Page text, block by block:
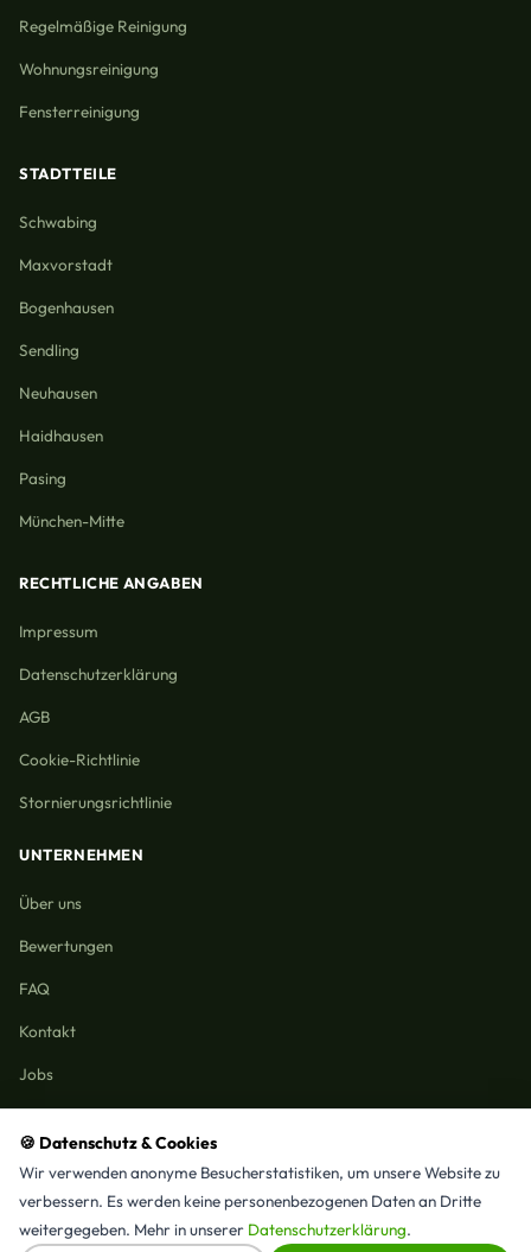
🍪 Datenschutz & Cookies
Wir verwenden anonyme Besucherstatistiken, um unsere Website zu
verbessern. Es werden keine personenbezogenen Daten an Dritte
weitergegeben. Mehr in unserer Datenschutzerklärung.
Regelmäßige Reinigung
Wohnungsreinigung
Fensterreinigung
STADTTEILE
Schwabing
Maxvorstadt
Bogenhausen
Sendling
Neuhausen
Haidhausen
Pasing
München-Mitte
RECHTLICHE ANGABEN
Impressum
Datenschutzerklärung
AGB
Cookie-Richtlinie
Stornierungsrichtlinie
UNTERNEHMEN
Über uns
Bewertungen
FAQ
Kontakt
Jobs
Reinigungmunchen.de © 2026 Alle Rechte vorbehalten
Alle Leistungen & Stadtteile
⭐ 4,9/5 Google · 15 Bewertungen · Seit 2025 in München